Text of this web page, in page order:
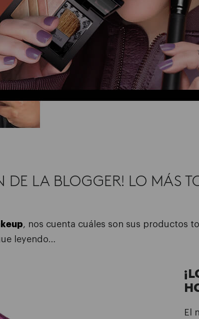
DE LA BLOGGER! LO MÁS
, nos cuenta cuáles son sus productos
leyendo…
El